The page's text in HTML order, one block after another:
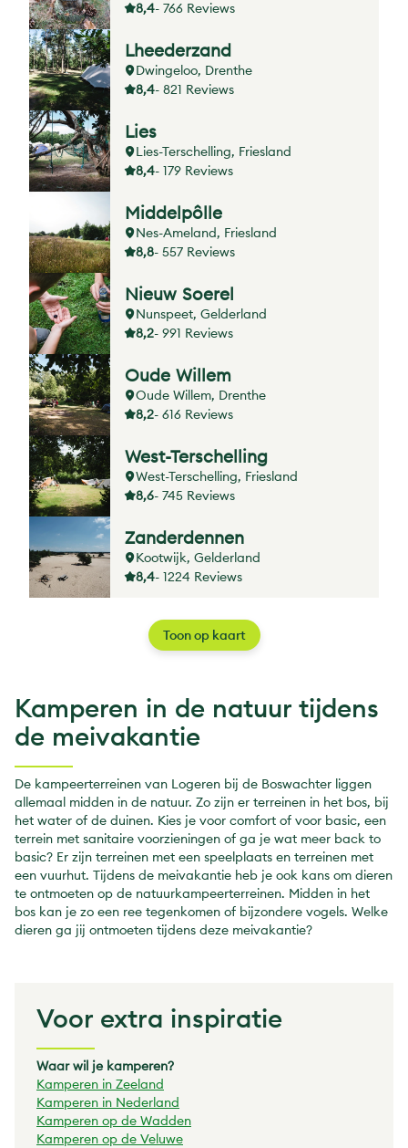
8,4- 766 Reviews
Lheederzand
Dwingeloo, Drenthe
8,4- 821 Reviews
Lies
Lies-Terschelling, Friesland
8,4- 179 Reviews
Middelpôlle
Nes-Ameland, Friesland
8,8- 557 Reviews
Nieuw Soerel
Nunspeet, Gelderland
8,2- 991 Reviews
Oude Willem
Oude Willem, Drenthe
8,2- 616 Reviews
West-Terschelling
West-Terschelling, Friesland
8,6- 745 Reviews
Zanderdennen
Kootwijk, Gelderland
8,4- 1224 Reviews
Toon op kaart
Kamperen in de natuur tijdens
de meivakantie
De kampeerterreinen van Logeren bij de Boswachter liggen
allemaal midden in de natuur. Zo zijn er terreinen in het bos, bij
het water of de duinen. Kies je voor comfort of voor basic, een
terrein met sanitaire voorzieningen of ga je wat meer back to
basic? Er zijn terreinen met een speelplaats en terreinen met
een vuurhut. Tijdens de meivakantie heb je ook kans om dieren
te ontmoeten op de natuurkampeerterreinen. Midden in het
bos kan je zo een ree tegenkomen of bijzondere vogels. Welke
dieren ga jij ontmoeten tijdens deze meivakantie?
Voor extra inspiratie
Waar wil je kamperen?
Kamperen in Zeeland
Kamperen in Nederland
Kamperen op de Wadden
Kamperen op de Veluwe